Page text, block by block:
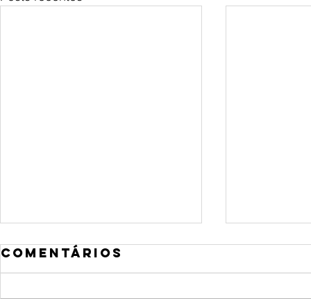
Comentários